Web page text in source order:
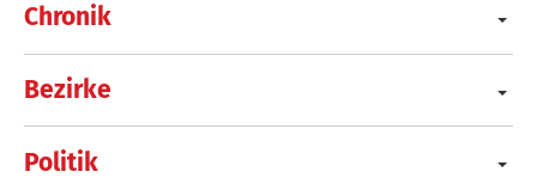
Chronik
Bezirke
Politik